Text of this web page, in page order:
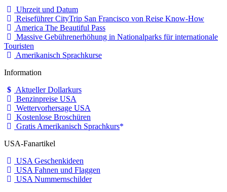
Uhrzeit und Datum
Reiseführer CityTrip San Francisco von Reise Know-How
America The Beautiful Pass
Massive Gebührenerhöhung in Nationalparks für internationale
Touristen
Amerikanisch Sprachkurse
Information
Aktueller Dollarkurs
Benzinpreise USA
Wettervorhersage USA
Kostenlose Broschüren
Gratis Amerikanisch Sprachkurs
USA-Fanartikel
USA Geschenkideen
USA Fahnen und Flaggen
USA Nummernschilder